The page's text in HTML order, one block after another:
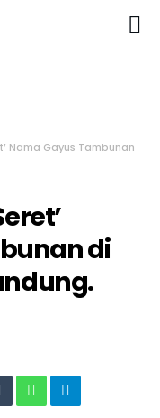
Nama Gayus Tambunan
di